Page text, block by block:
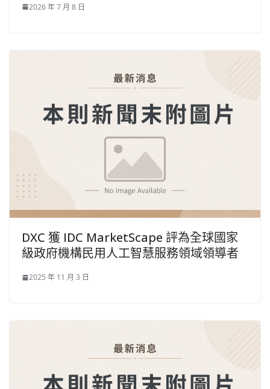
2026 年 7 月 8 日
DXC 獲 IDC MarketScape 評為全球國家
級政府機構民用人工智慧服務領域領導者
2025 年 11 月 3 日